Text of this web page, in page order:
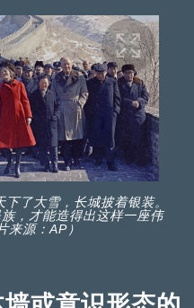
了大雪，长城披着银装。
，才能造得出这样一座伟
来源：AP）